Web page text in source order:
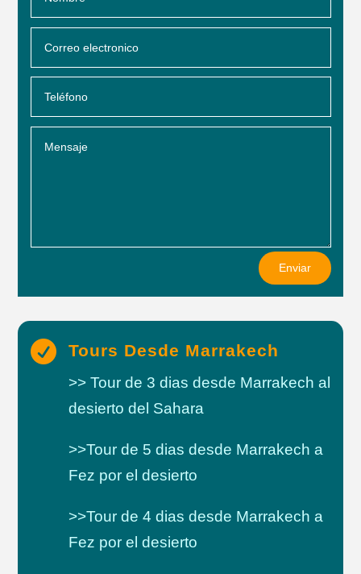
Enviar
 Tours Desde Marrakech
>> Tour de 3 dias desde Marrakech al
desierto del Sahara
>>Tour de 5 dias desde Marrakech a
Fez por el desierto
>>Tour de 4 dias desde Marrakech a
Fez por el desierto